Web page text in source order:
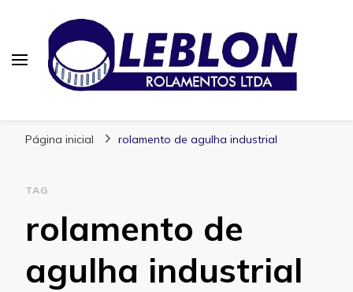
Página inicial rolamento de agulha industrial
TAG
rolamento de
agulha industrial